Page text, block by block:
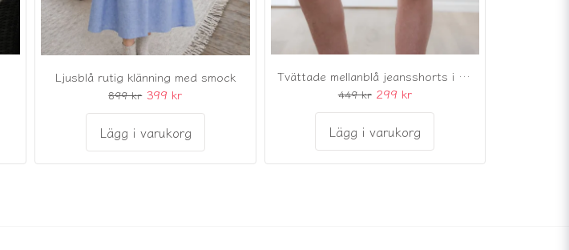
Ljusblå rutig klänning med smock
899 kr 399 kr
Lägg i varukorg
Tvättade mellanblå jeansshorts i bomullsdenim
449 kr 299 kr
Lägg i varukorg